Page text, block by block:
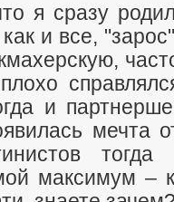
и все,
и
мечта
максимум –